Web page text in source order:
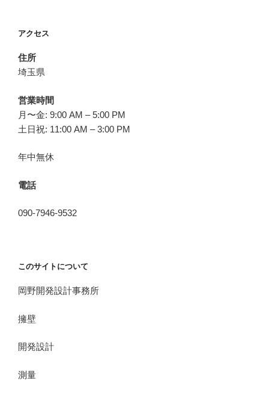
アクセス
住所
埼玉県
営業時間
月〜金: 9:00 AM – 5:00 PM
土日祝: 11:00 AM – 3:00 PM
年中無休
電話
090-7946-9532
このサイトについて
岡野開発設計事務所
擁壁
開発設計
測量